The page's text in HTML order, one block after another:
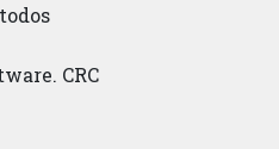
CRC